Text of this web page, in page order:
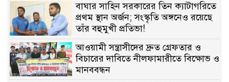
বাঘার সাহিন সরকারের তিন ক্যাটাগরিতে
প্রথম স্থান অর্জন; সংস্কৃতি অঙ্গনেও রয়েছে
তাঁর বহুমুখী প্রতিভা!
আওয়ামী সন্ত্রাসীদের দ্রুত গ্রেফতার ও
বিচারের দাবিতে নীলফামারীতে বিক্ষোভ ও
মানববন্ধন